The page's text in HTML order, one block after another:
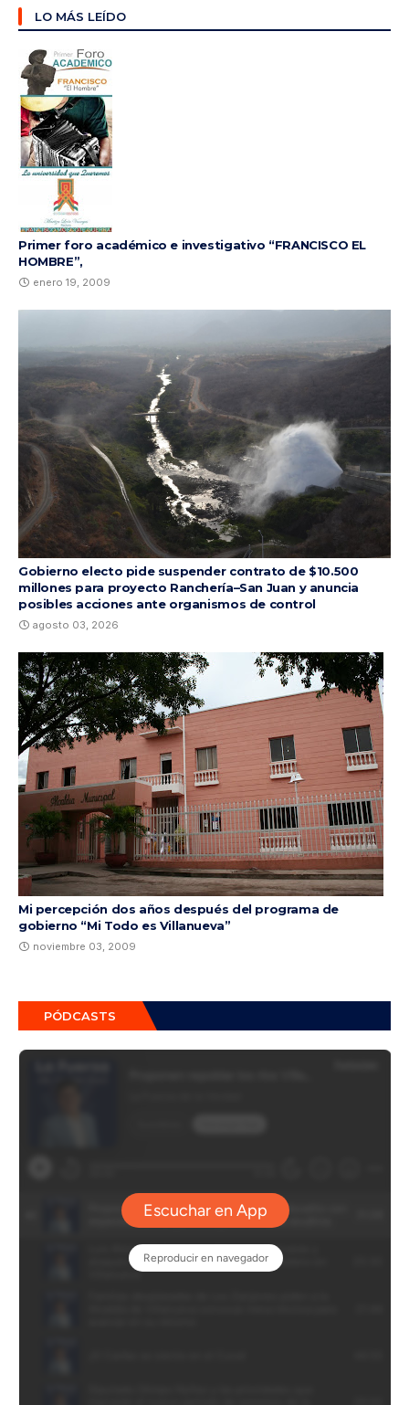
LO MÁS LEÍDO
Primer foro académico e investigativo “FRANCISCO EL
HOMBRE”,
enero 19, 2009
Gobierno electo pide suspender contrato de $10.500
millones para proyecto Ranchería–San Juan y anuncia
posibles acciones ante organismos de control
agosto 03, 2026
Mi percepción dos años después del programa de
gobierno “Mi Todo es Villanueva”
noviembre 03, 2009
PÓDCASTS